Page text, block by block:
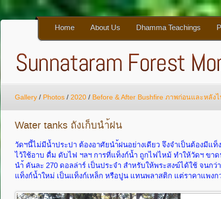
Home About Us Dhamma Teachings
Gallery / Photos / 2020 / Before & After Bushfire ภาพก่อนและห
Water tanks ถังเก็บนำ้ฝน
วัดฯนี้ไม่มีน้ำประปา ต้องอาศัยนำ้ฝนอย่างเดียว จึงจำเป็นต้องมีแท็
ไว้ใช้อาบ ดื่ม ดับไฟ ฯลฯ การที่แท็งก์น้ำ ถูกไฟไหม้ ทำให้วัดฯ ขา
นำ้ คันละ 270 ดอลล่าร์ เป็นประจำ สำหรับให้พระสงฆ์ได้ใช้ จนก
แท็งก์น้ำใหม่ เป็นแท็งก์เหล็ก หรือปูน แทนพลาสติก แต่ราคาแพงก